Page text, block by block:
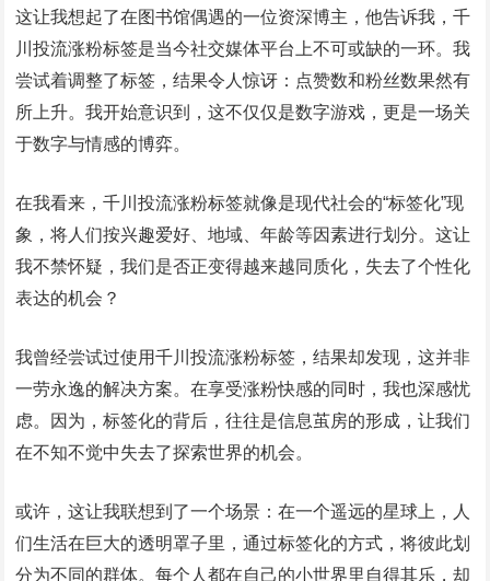
这让我想起了在图书馆偶遇的一位资深博主，他告诉我，千
川投流涨粉标签是当今社交媒体平台上不可或缺的一环。我
尝试着调整了标签，结果令人惊讶：点赞数和粉丝数果然有
所上升。我开始意识到，这不仅仅是数字游戏，更是一场关
于数字与情感的博弈。
在我看来，千川投流涨粉标签就像是现代社会的“标签化”现
象，将人们按兴趣爱好、地域、年龄等因素进行划分。这让
我不禁怀疑，我们是否正变得越来越同质化，失去了个性化
表达的机会？
我曾经尝试过使用千川投流涨粉标签，结果却发现，这并非
一劳永逸的解决方案。在享受涨粉快感的同时，我也深感忧
虑。因为，标签化的背后，往往是信息茧房的形成，让我们
在不知不觉中失去了探索世界的机会。
或许，这让我联想到了一个场景：在一个遥远的星球上，人
们生活在巨大的透明罩子里，通过标签化的方式，将彼此划
分为不同的群体。每个人都在自己的小世界里自得其乐，却